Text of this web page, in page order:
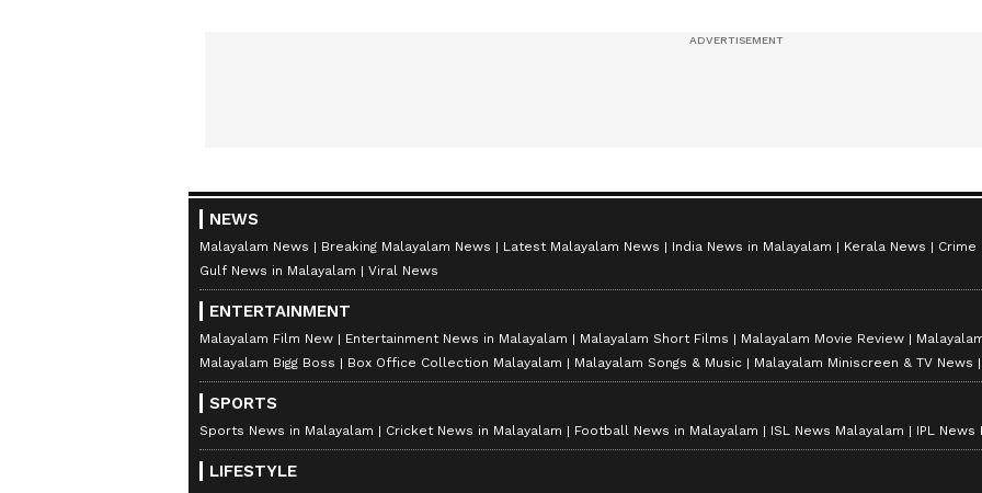
NEWS
Malayalam News Breaking Malayalam News Latest Malayalam News India News in Malayalam Kerala News
Crime
Gulf News in Malayalam
Viral News
ENTERTAINMENT
Malayalam Film New Entertainment News in Malayalam Malayalam Short Films Malayalam Movie Review
Malayalam Bigg Boss
Box Office Collection Malayalam Malayalam Songs & Music Malayalam Miniscreen & TV News
SPORTS
Sports News in Malayalam Cricket News in Malayalam Football News in Malayalam ISL News Malayalam IPL News
LIFESTYLE